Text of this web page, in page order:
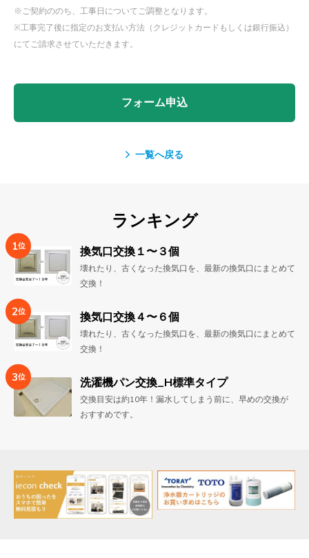
※ご契約ののち、工事日についてご調整となります。
※工事完了後に指定のお支払い方法（クレジットカードもしくは銀行振込）
にてご請求させていただきます。
フォーム申込
一覧へ戻る
ランキング
1位 換気口交換１〜３個
壊れたり、古くなった換気口を、最新の換気口にまとめて
交換！
2位 換気口交換４〜６個
壊れたり、古くなった換気口を、最新の換気口にまとめて
交換！
3位 洗濯機パン交換_H標準タイプ
交換目安は約10年！漏水してしまう前に、早めの交換が
おすすめです。